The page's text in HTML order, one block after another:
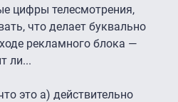
цифры телесмотрения,
что делает буквально
рекламного блока —
ли...
это а) действительно